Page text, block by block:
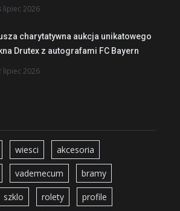
lipiec 2026
charytatywna aukcja unikatowego
Drutex z autografami FC Bayern
lipiec 2026
wiesci akcesoria
vademecum bramy
szklo rolety profile